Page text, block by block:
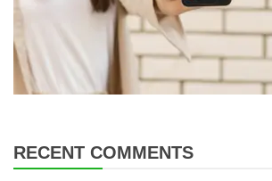
RECENT COMMENTS